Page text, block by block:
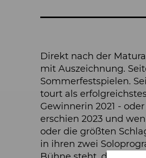
Direkt nach der
mit Auszeichnung.
Sommerfestspielen.
tourt als
Gewinnerin 2021 -
erschien 2023 und
oder die größten
in ihren zwei